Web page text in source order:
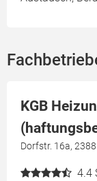
KGB
Dorfstr. 16a,
4.4